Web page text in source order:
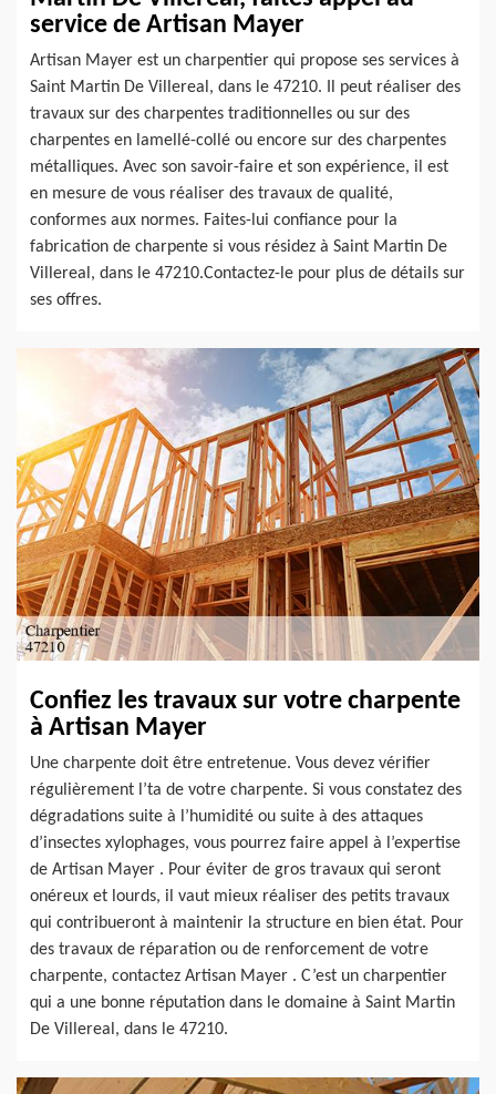
service de Artisan Mayer
Artisan Mayer est un charpentier qui propose ses services à
Saint Martin De Villereal, dans le 47210. Il peut réaliser des
travaux sur des charpentes traditionnelles ou sur des
charpentes en lamellé-collé ou encore sur des charpentes
métalliques. Avec son savoir-faire et son expérience, il est
en mesure de vous réaliser des travaux de qualité,
conformes aux normes. Faites-lui confiance pour la
fabrication de charpente si vous résidez à Saint Martin De
Villereal, dans le 47210.Contactez-le pour plus de détails sur
ses offres.
Confiez les travaux sur votre charpente
à Artisan Mayer
Une charpente doit être entretenue. Vous devez vérifier
régulièrement l’ta de votre charpente. Si vous constatez des
dégradations suite à l’humidité ou suite à des attaques
d’insectes xylophages, vous pourrez faire appel à l’expertise
de Artisan Mayer . Pour éviter de gros travaux qui seront
onéreux et lourds, il vaut mieux réaliser des petits travaux
qui contribueront à maintenir la structure en bien état. Pour
des travaux de réparation ou de renforcement de votre
charpente, contactez Artisan Mayer . C’est un charpentier
qui a une bonne réputation dans le domaine à Saint Martin
De Villereal, dans le 47210.